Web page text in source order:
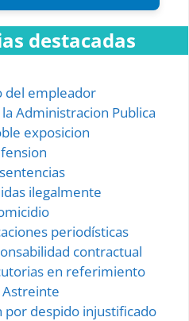
destacadas
del empleador
Administracion Publica
exposicion
ilegalmente
periodísticas
contractual
en referimiento
por despido injustificado